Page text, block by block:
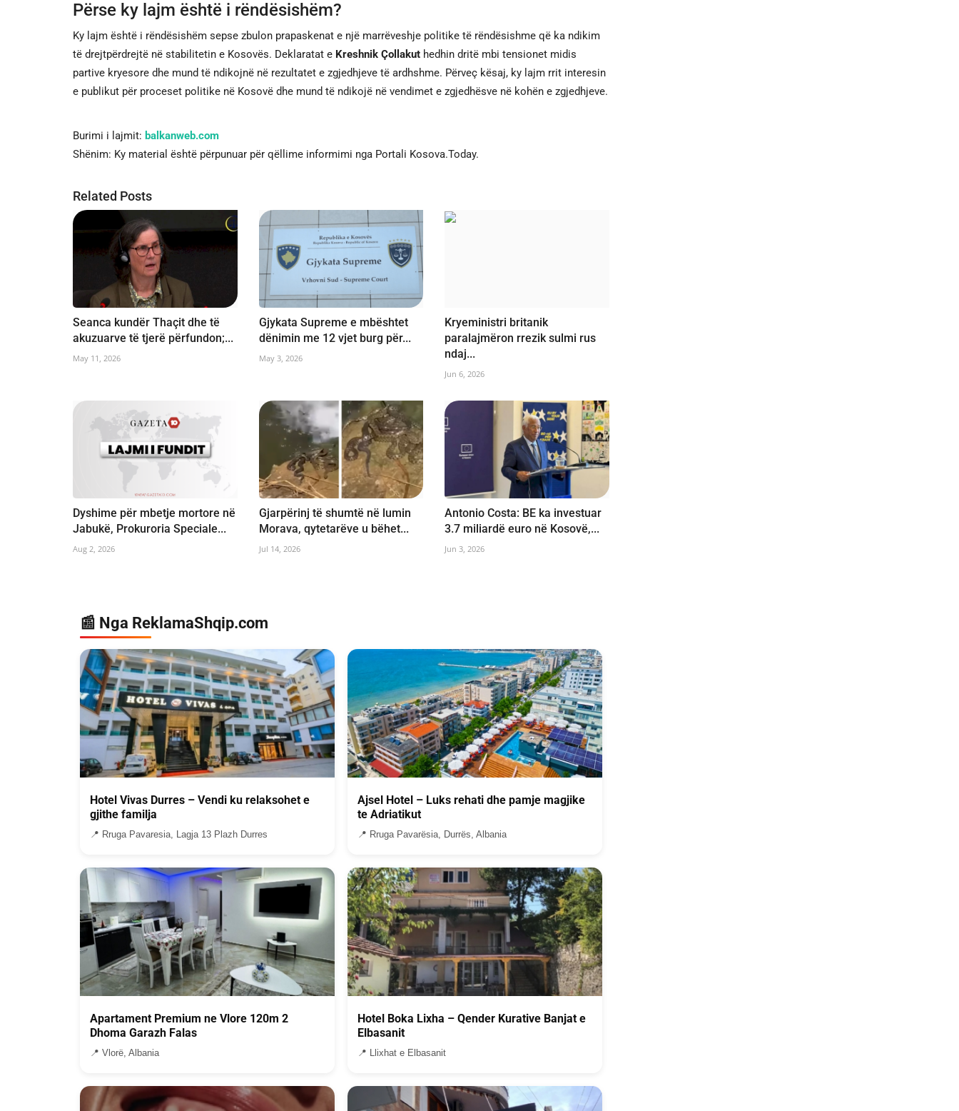
Përse ky lajm është i rëndësishëm?
Ky lajm është i rëndësishëm sepse zbulon prapaskenat e një marrëveshje politike të rëndësishme që ka ndikim
të drejtpërdrejtë në stabilitetin e Kosovës. Deklaratat e Kreshnik Çollakut hedhin dritë mbi tensionet midis
partive kryesore dhe mund të ndikojnë në rezultatet e zgjedhjeve të ardhshme. Përveç kësaj, ky lajm rrit interesin
e publikut për proceset politike në Kosovë dhe mund të ndikojë në vendimet e zgjedhësve në kohën e zgjedhjeve.
Burimi i lajmit: balkanweb.com
Shënim: Ky material është përpunuar për qëllime informimi nga Portali Kosova.Today.
Related Posts
Seanca kundër Thaçit dhe të
akuzuarve të tjerë përfundon;...
May 11, 2026
Gjykata Supreme e mbështet
dënimin me 12 vjet burg për...
May 3, 2026
Kryeministri britanik
paralajmëron rrezik sulmi rus
ndaj...
Jun 6, 2026
Dyshime për mbetje mortore në
Jabukë, Prokuroria Speciale...
Aug 2, 2026
Gjarpërinj të shumtë në lumin
Morava, qytetarëve u bëhet...
Jul 14, 2026
Antonio Costa: BE ka investuar
3.7 miliardë euro në Kosovë,...
Jun 3, 2026
📰 Nga ReklamaShqip.com
Hotel Vivas Durres – Vendi ku relaksohet e
gjithe familja
📍 Rruga Pavaresia, Lagja 13 Plazh Durres
Ajsel Hotel – Luks rehati dhe pamje magjike
te Adriatikut
📍 Rruga Pavarësia, Durrës, Albania
Apartament Premium ne Vlore 120m 2
Dhoma Garazh Falas
📍 Vlorë, Albania
Hotel Boka Lixha – Qender Kurative Banjat e
Elbasanit
📍 Llixhat e Elbasanit